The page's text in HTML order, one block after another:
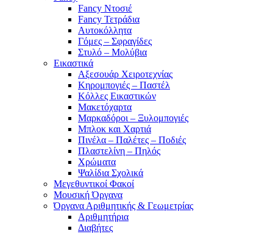
Fancy Ντοσιέ
Fancy Τετράδια
Αυτοκόλλητα
Γόμες – Σφραγίδες
Στυλό – Μολύβια
Εικαστικά
Αξεσουάρ Χειροτεχνίας
Κηρομπογιές – Παστέλ
Κόλλες Εικαστικών
Μακετόχαρτα
Μαρκαδόροι – Ξυλομπογιές
Μπλοκ και Χαρτιά
Πινέλα – Παλέτες – Ποδιές
Πλαστελίνη – Πηλός
Χρώματα
Ψαλίδια Σχολικά
Μεγεθυντικοί Φακοί
Μουσική Όργανα
Όργανα Αριθμητικής & Γεωμετρίας
Αριθμητήρια
Διαβήτες